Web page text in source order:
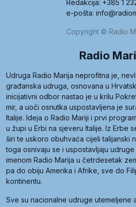
Redakcija: +385 1
e-pošta:
Copyright © Radio
Radio
Udruga Radio Marija neprofitna je,
građanska udruga, osnovana u
inicijativni odbor nastao je u krilu
mir, a uoči osnutka uspostavljena je
Italije. Ideja o Radio Mariji i prvi
u župi u Erbi na sjeveru Italije. Iz Erbe
širi te uskoro obuhvaća cijeli talijanski
toga osnivaju se i uspostavljaju
imenom Radio Marija u četrdesetak
pa do obiju Amerika i Afrike, sve do
kontinentu.
Sve su nacionalne udruge utemeljene